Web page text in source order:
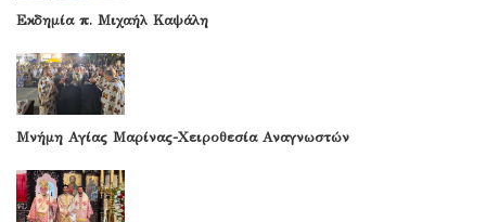
Εκδημία π. Μιχαήλ Καψάλη
Μνήμη Αγίας Μαρίνας-Χειροθεσία Αναγνωστών